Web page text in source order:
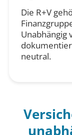
Die R+V
Unabhängig
neutral.